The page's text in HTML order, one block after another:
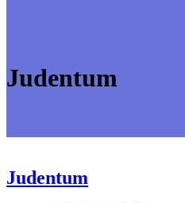
Judentum
Judentum